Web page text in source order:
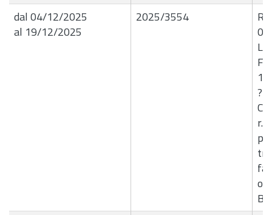
dal 04/12/2025
al 19/12/2025
2025/3554